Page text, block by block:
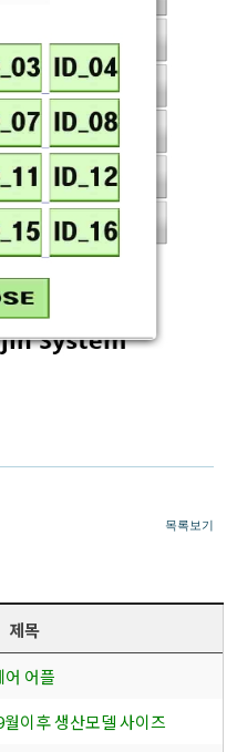
목록보기
제목
어플
이후 생산모델 사이즈